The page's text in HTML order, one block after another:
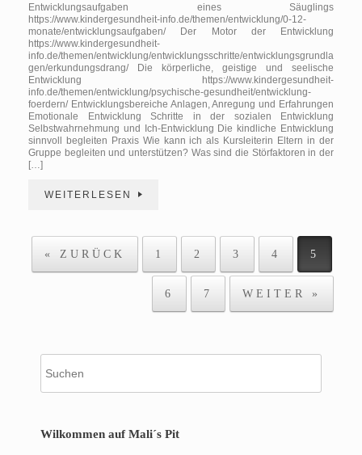
Entwicklungsaufgaben eines Säuglings
https://www.kindergesundheit-info.de/themen/entwicklung/0-12-
monate/entwicklungsaufgaben/ Der Motor der Entwicklung
https://www.kindergesundheit-
info.de/themen/entwicklung/entwicklungsschritte/entwicklungsgrundla
gen/erkundungsdrang/ Die körperliche, geistige und seelische
Entwicklung https://www.kindergesundheit-
info.de/themen/entwicklung/psychische-gesundheit/entwicklung-
foerdern/ Entwicklungsbereiche Anlagen, Anregung und Erfahrungen
Emotionale Entwicklung Schritte in der sozialen Entwicklung
Selbstwahrnehmung und Ich-Entwicklung Die kindliche Entwicklung
sinnvoll begleiten Praxis Wie kann ich als Kursleiterin Eltern in der
Gruppe begleiten und unterstützen? Was sind die Störfaktoren in der
[…]
WEITERLESEN
« ZURÜCK
1 2 3 4 5
6 7 WEITER »
nach:
Wilkommen auf Mali´s Pit